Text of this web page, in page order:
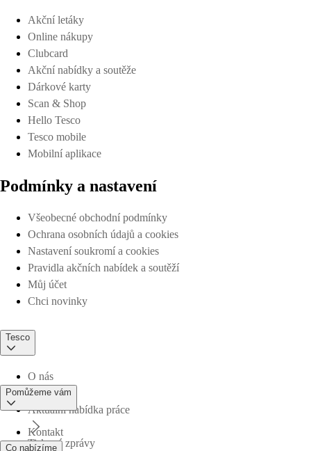
Akční letáky
Online nákupy
Clubcard
Akční nabídky a soutěže
Dárkové karty
Scan & Shop
Hello Tesco
Tesco mobile
Mobilní aplikace
Podmínky a nastavení
Všeobecné obchodní podmínky
Ochrana osobních údajů a cookies
Nastavení soukromí a cookies
Pravidla akčních nabídek a soutěží
Můj účet
Chci novinky
Tesco
O nás
Aktuální nabídka práce
Tiskové zprávy
Pomůžeme vám
Kontakt
Co nabízíme